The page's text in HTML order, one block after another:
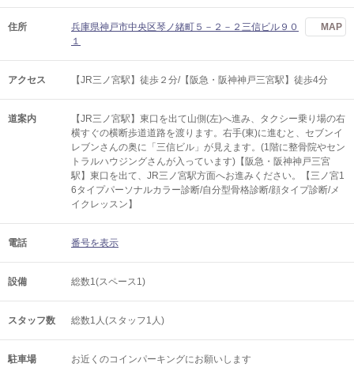
住所
兵庫県神戸市中央区琴ノ緒町５－２－２三信ビル９０
１
MAP
アクセス 【JR三ノ宮駅】徒歩２分/【阪急・阪神神戸三宮駅】徒歩4分
道案内
【JR三ノ宮駅】東口を出て山側(左)へ進み、タクシー乗り場の右
横すぐの横断歩道道路を渡ります。右手(東)に進むと、セブンイ
レブンさんの奥に「三信ビル」が見えます。(1階に整骨院やセン
トラルハウジングさんが入っています)【阪急・阪神神戸三宮
駅】東口を出て、JR三ノ宮駅方面へお進みください。【三ノ宮1
6タイプパーソナルカラー診断/自分型骨格診断/顔タイプ診断/メ
イクレッスン】
電話 番号を表示
設備 総数1(スペース1)
スタッフ数 総数1人(スタッフ1人)
駐車場 お近くのコインパーキングにお願いします